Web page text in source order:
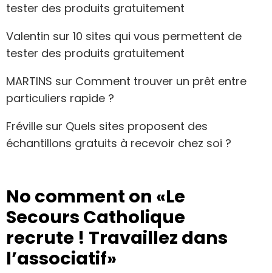
tester des produits gratuitement
Valentin sur 10 sites qui vous permettent de
tester des produits gratuitement
MARTINS sur Comment trouver un prêt entre
particuliers rapide ?
Fréville sur Quels sites proposent des
échantillons gratuits à recevoir chez soi ?
No comment on «Le
Secours Catholique
recrute ! Travaillez dans
l’associatif»